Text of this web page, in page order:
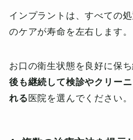
インプラントは、すべての
のケアが寿命を左右します。
お口の衛生状態を良好に保
後も継続して検診やクリー
れる 医院を選んでください。